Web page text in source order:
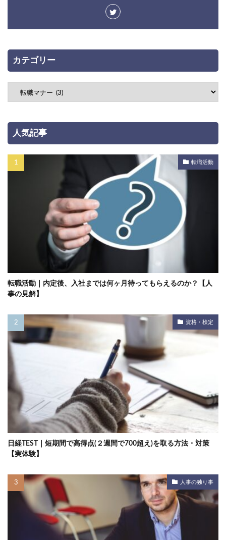
カテゴリー
人気記事
転職活動
転職活動｜内定後、入社までは何ヶ月待ってもらえるのか？【人
事の見解】
資格・検定
日経TEST｜短期間で高得点(２週間で700超え)を取る方法・対策
【実体験】
人事の独り事